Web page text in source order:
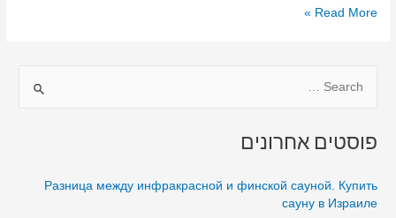
סאונה
–
בפקיעין
בבית
Read More »
rפוסטים אחרונים
Разница между инфракрасной и финской сауной. Купить
сауну в Израиле